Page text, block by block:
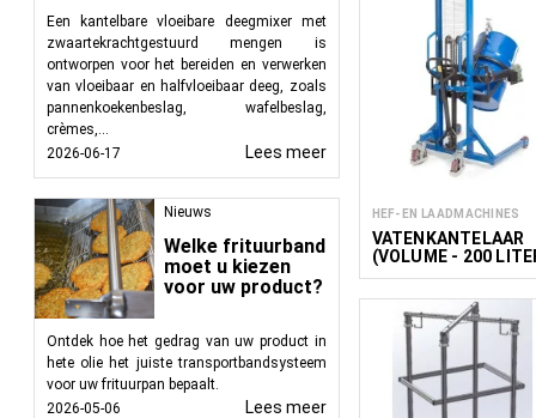
Een kantelbare vloeibare deegmixer met
zwaartekrachtgestuurd mengen is
ontworpen voor het bereiden en verwerken
van vloeibaar en halfvloeibaar deeg, zoals
pannenkoekenbeslag, wafelbeslag,
crèmes,...
2026-06-17
Lees meer
Nieuws
Welke frituurband
moet u kiezen
voor uw product?
Ontdek hoe het gedrag van uw product in
hete olie het juiste transportbandsysteem
voor uw frituurpan bepaalt.
2026-05-06
Lees meer
De
Tillen:
tillen, neer te
werkplek wordt
Laden:
verwerkingslijnen.
snel en efficiënt te
afvalbeheer om
Dumpers werken
Laden:
Kantelen:
De
Lossen:
verwerkingslijnen.
HEF- EN LAADMACHINES
VATENKANTELAAR
(VOLUME - 200